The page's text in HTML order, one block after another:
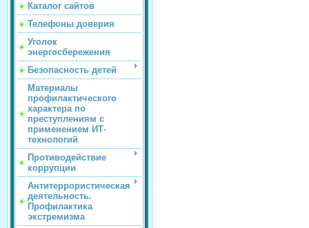
Каталог сайтов
Телефоны доверия
Уголок
энергосбережения
Безопасность детей
Материалы
профилактического
характера по
преступлениям с
применением ИТ-
технологий
Противодействие
коррупции
Антитеррористическая
деятельность.
Профилактика
экстремизма